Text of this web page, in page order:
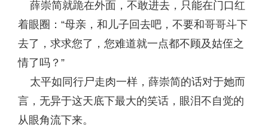
薛崇简就跪在外面，不敢进去，只能在门口红
着眼圈：“母亲，和儿子回去吧，不要和哥哥斗下
去了，求求您了，您难道就一点都不顾及姑侄之
情了吗？”
太平如同行尸走肉一样，薛崇简的话对于她而
言，无异于这天底下最大的笑话，眼泪不自觉的
从眼角流下来。